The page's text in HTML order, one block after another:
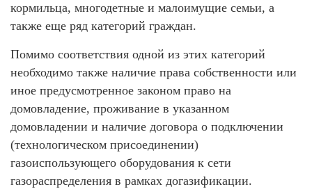
кормильца, многодетные и малоимущие семьи, а
также еще ряд категорий граждан.
Помимо соответствия одной из этих категорий
необходимо также наличие права собственности или
иное предусмотренное законом право на
домовладение, проживание в указанном
домовладении и наличие договора о подключении
(технологическом присоединении)
газоиспользующего оборудования к сети
газораспределения в рамках догазификации.